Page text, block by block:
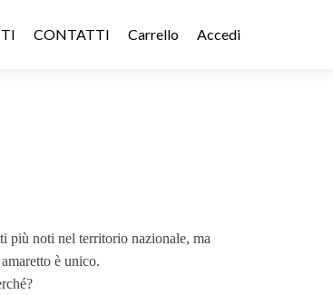
CONTATTI Carrello Accedi
più noti nel territorio nazionale, ma
è unico.